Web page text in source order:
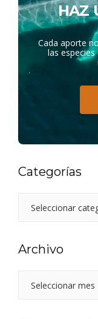
HAZ
Cada aporte
las
Categorías
Archivo